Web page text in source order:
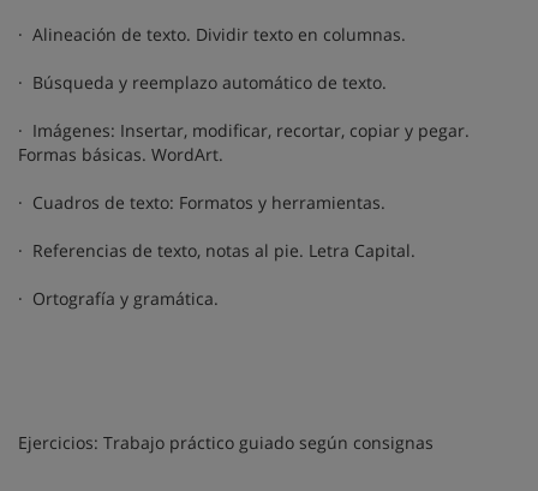
· Alineación de texto. Dividir texto en columnas.
· Búsqueda y reemplazo automático de texto.
· Imágenes: Insertar, modificar, recortar, copiar y pegar.
Formas básicas. WordArt.
· Cuadros de texto: Formatos y herramientas.
· Referencias de texto, notas al pie. Letra Capital.
· Ortografía y gramática.
Ejercicios: Trabajo práctico guiado según consignas